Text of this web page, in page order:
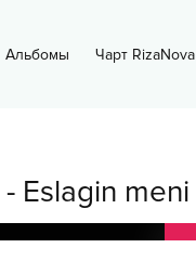
Альбомы Чарт RizaNova
- Eslagin meni